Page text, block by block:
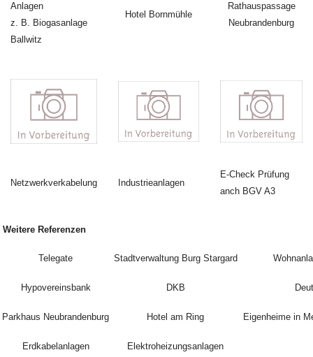
Anlagen
z. B. Biogasanlage
Ballwitz
Hotel Bornmühle
Rathauspassage
Neubrandenburg
Netzwerkverkabelung Industrieanlagen
E-Check Prüfung
anch BGV A3
Weitere Referenzen
Telegate Stadtverwaltung Burg Stargard
Hypovereinsbank DKB
Parkhaus Neubrandenburg Hotel am Ring Eigenheime in
Erdkabelanlagen Elektroheizungsanlagen